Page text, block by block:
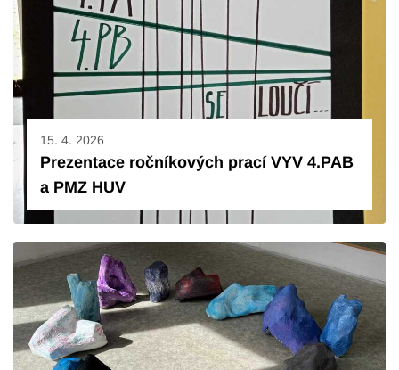
15. 4. 2026
Prezentace ročníkových prací VYV 4.PAB
a PMZ HUV